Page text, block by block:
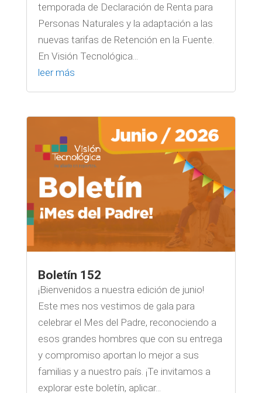
temporada de Declaración de Renta para
Personas Naturales y la adaptación a las
nuevas tarifas de Retención en la Fuente.
En Visión Tecnológica...
leer más
Boletín 152
¡Bienvenidos a nuestra edición de junio!
Este mes nos vestimos de gala para
celebrar el Mes del Padre, reconociendo a
esos grandes hombres que con su entrega
y compromiso aportan lo mejor a sus
familias y a nuestro país. ¡Te invitamos a
explorar este boletín, aplicar...